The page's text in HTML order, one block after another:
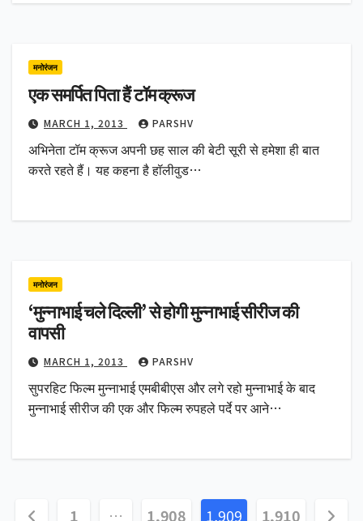
मनोरंजन
एक समर्पित पिता हैं टॉम क्रूज
MARCH 1, 2013 PARSHV
अभिनेता टॉम क्रूज अपनी छह साल की बेटी सूरी से हमेशा ही बात
करते रहते हैं। यह कहना है हॉलीवुड…
मनोरंजन
‘मुन्नाभाई चले दिल्ली’ से होगी मुन्नाभाई सीरीज की
वापसी
MARCH 1, 2013 PARSHV
सुपरहिट फिल्म मुन्नाभाई एमबीबीएस और लगे रहो मुन्नाभाई के बाद
मुन्नाभाई सीरीज की एक और फिल्म रुपहले पर्दे पर आने…
1 … 1,908 1,909 1,910